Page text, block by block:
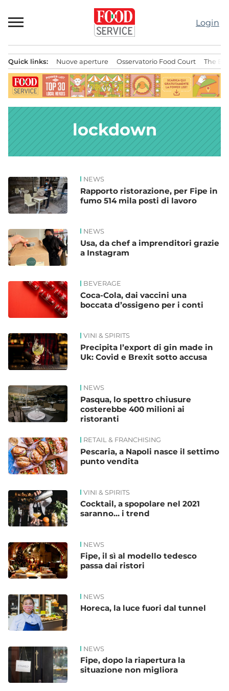
al
contenuto
Login
principale
Quick links: Nuove aperture Osservatorio Food Court The
lockdown
News NEWS
Rapporto ristorazione, per Fipe in
fumo 514 mila posti di lavoro
NEWS
Usa, da chef a imprenditori grazie
a Instagram
BEVERAGE
Coca-Cola, dai vaccini una
boccata d’ossigeno per i conti
VINI & SPIRITS
Precipita l’export di gin made in
Uk: Covid e Brexit sotto accusa
NEWS
Pasqua, lo spettro chiusure
costerebbe 400 milioni ai
ristoranti
RETAIL & FRANCHISING
Pescaria, a Napoli nasce il settimo
punto vendita
VINI & SPIRITS
Cocktail, a spopolare nel 2021
saranno… i trend
NEWS
Fipe, il sì al modello tedesco
passa dai ristori
NEWS
Horeca, la luce fuori dal tunnel
NEWS
Fipe, dopo la riapertura la
situazione non migliora